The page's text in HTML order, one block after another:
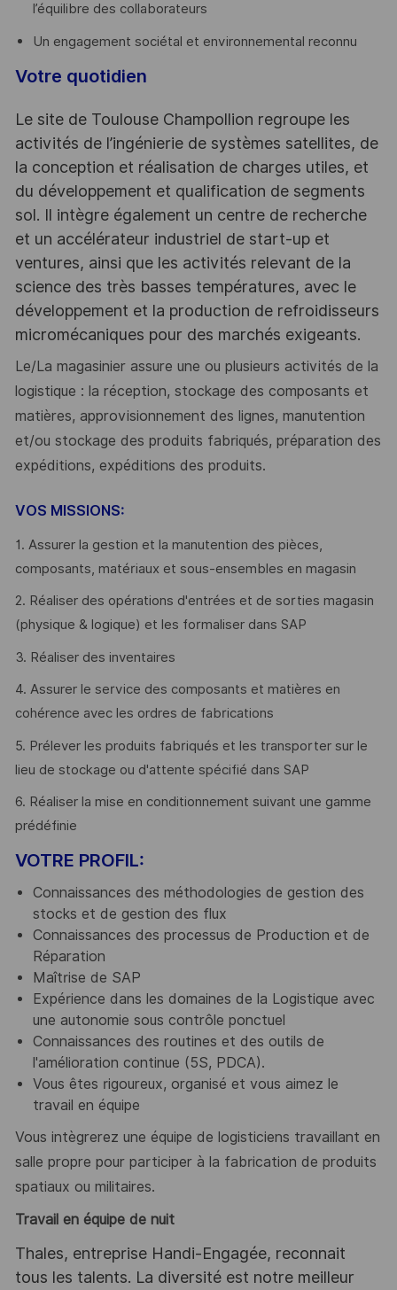
l’équilibre des collaborateurs
Un engagement sociétal et environnemental reconnu
Votre quotidien
Le site de Toulouse Champollion regroupe les
activités de l’ingénierie de systèmes satellites, de
la conception et réalisation de charges utiles, et
du développement et qualification de segments
sol. Il intègre également un centre de recherche
et un accélérateur industriel de start-up et
ventures, ainsi que les activités relevant de la
science des très basses températures, avec le
développement et la production de refroidisseurs
micromécaniques pour des marchés exigeants.
Le/La magasinier assure une ou plusieurs activités de la
logistique : la réception, stockage des composants et
matières, approvisionnement des lignes, manutention
et/ou stockage des produits fabriqués, préparation des
expéditions, expéditions des produits.
VOS MISSIONS:
1. Assurer la gestion et la manutention des pièces,
composants, matériaux et sous-ensembles en magasin
2. Réaliser des opérations d'entrées et de sorties magasin
(physique & logique) et les formaliser dans SAP
3. Réaliser des inventaires
4. Assurer le service des composants et matières en
cohérence avec les ordres de fabrications
5. Prélever les produits fabriqués et les transporter sur le
lieu de stockage ou d'attente spécifié dans SAP
6. Réaliser la mise en conditionnement suivant une gamme
prédéfinie
VOTRE PROFIL:
Connaissances des méthodologies de gestion des
stocks et de gestion des flux
Connaissances des processus de Production et de
Réparation
Maîtrise de SAP
Expérience dans les domaines de la Logistique avec
une autonomie sous contrôle ponctuel
Connaissances des routines et des outils de
l'amélioration continue (5S, PDCA).
Vous êtes rigoureux, organisé et vous aimez le
travail en équipe
Vous intègrerez une équipe de logisticiens travaillant en
salle propre pour participer à la fabrication de produits
spatiaux ou militaires.
Travail en équipe de nuit
Thales, entreprise Handi-Engagée, reconnait
tous les talents. La diversité est notre meilleur